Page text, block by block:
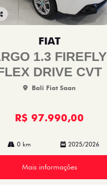
FIAT
1.3 FIREFLY
DRIVE CVT
Bali Fiat Saan
R$ 97.990,00
0 km 2025/2026
Mais informações